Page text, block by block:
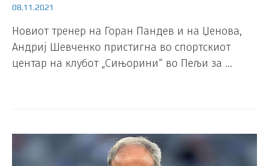
08.11.2021
Новиот тренер на Горан Пандев и на Џенова,
Андриј Шевченко пристигна во спортскиот
центар на клубот „Сињорини“ во Пељи за …